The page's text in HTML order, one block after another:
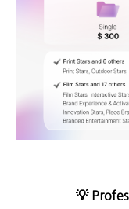
💡